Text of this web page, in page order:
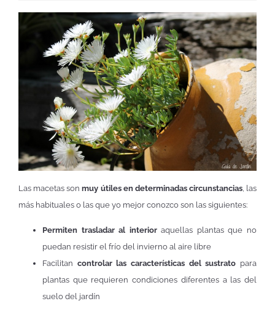
Las macetas sonmuy útiles en determinadas circunstancias, las
más habituales o las que yo mejor conozco son las siguientes:
Permiten trasladar al interioraquellas plantas que no
puedan resistir el frío del invierno al aire libre
Facilitan controlar las características del sustrato para
plantas que requieren condiciones diferentes a las del
suelo del jardín